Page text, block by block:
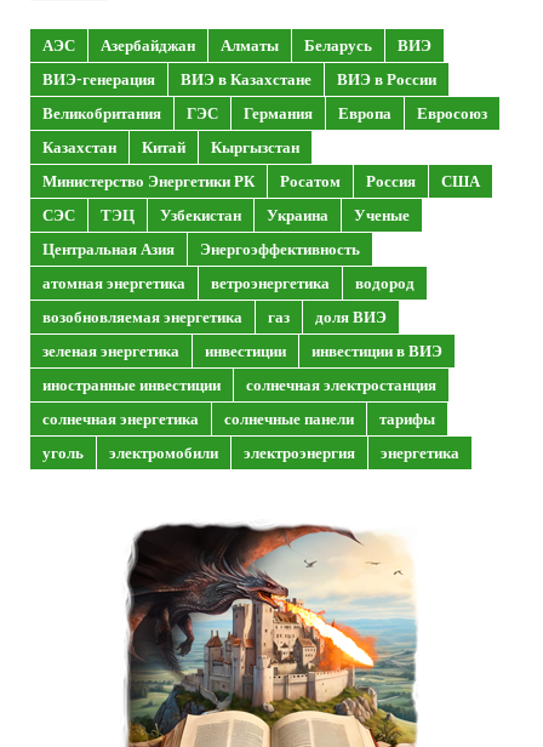
АЭС Азербайджан Алматы Беларусь
ВИЭ
ВИЭ-генерация
ВИЭ в Казахстане
ВИЭ в России
Великобритания
ГЭС Германия Европа
Евросоюз
Казахстан
Китай
Кыргызстан
Министерство Энергетики РК
Росатом Россия
США
СЭС
ТЭЦ Узбекистан Украина
Ученые
Центральная Азия
Энергоэффективность
атомная энергетика
ветроэнергетика
водород
возобновляемая энергетика
газ
доля ВИЭ
зеленая энергетика
инвестиции
инвестиции в ВИЭ
иностранные инвестиции
солнечная электростанция
солнечная энергетика
солнечные панели
тарифы
уголь
электромобили электроэнергия энергетика